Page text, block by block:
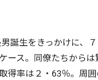
誕生をきっかけに、
ース。同僚たちから
得率は２・63％。周